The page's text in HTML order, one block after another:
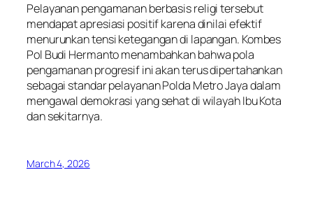
Pelayanan pengamanan berbasis religi tersebut
mendapat apresiasi positif karena dinilai efektif
menurunkan tensi ketegangan di lapangan. Kombes
Pol Budi Hermanto menambahkan bahwa pola
pengamanan progresif ini akan terus dipertahankan
sebagai standar pelayanan Polda Metro Jaya dalam
mengawal demokrasi yang sehat di wilayah Ibu Kota
dan sekitarnya.
March 4, 2026